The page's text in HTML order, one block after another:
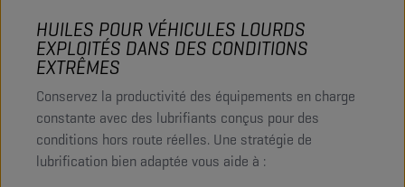
HUILES POUR VÉHICULES LOURDS
EXPLOITÉS DANS DES CONDITIONS
EXTRÊMES
Conservez la productivité des équipements en charge
constante avec des lubrifiants conçus pour des
conditions hors route réelles. Une stratégie de
lubrification bien adaptée vous aide à :